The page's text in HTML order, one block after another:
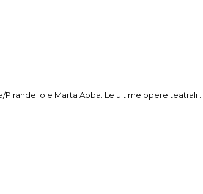
/Pirandello e Marta Abba. Le ultime opere teatrali ...